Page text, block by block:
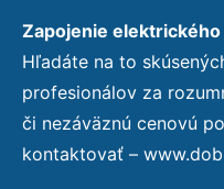
Zapojenie
Hľadáte na to
profesionálov za
či nezáväznú cenovú
kontaktovať –